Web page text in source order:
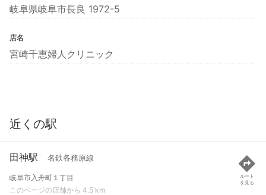
岐阜県岐阜市長良 1972-5
店名
宮崎千恵婦人クリニック
近くの駅
田神駅 名鉄各務原線
岐阜市入舟町１丁目
このページの店舗から 4.5 km
ルート
を見る